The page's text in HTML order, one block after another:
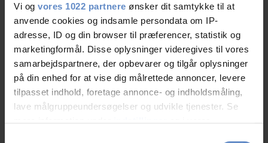
Vi og vores 1022 partnere ønsker dit samtykke til at
anvende cookies og indsamle persondata om IP-
adresse, ID og din browser til præferencer, statistik og
marketingformål. Disse oplysninger videregives til vores
samarbejdspartnere, der opbevarer og tilgår oplysninger
på din enhed for at vise dig målrettede annoncer, levere
tilpasset indhold, foretage annonce- og indholdsmåling,
lave målgruppeundersøgelser og udvikle tjenester. Se
mere information underindstillingerog i vores
Eneste lille "minus" ved 6-personers værelse er, at der
ikke var ret meget plads til bagage - men så ved vi, at vi
skal have det med i overvejelserne til næste gang, vi
kommer forbi :-)
N/A